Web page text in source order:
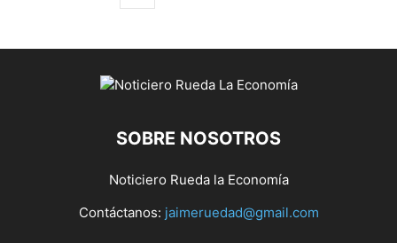
SOBRE NOSOTROS
Noticiero Rueda la Economía
Contáctanos: jaimeruedad@gmail.com